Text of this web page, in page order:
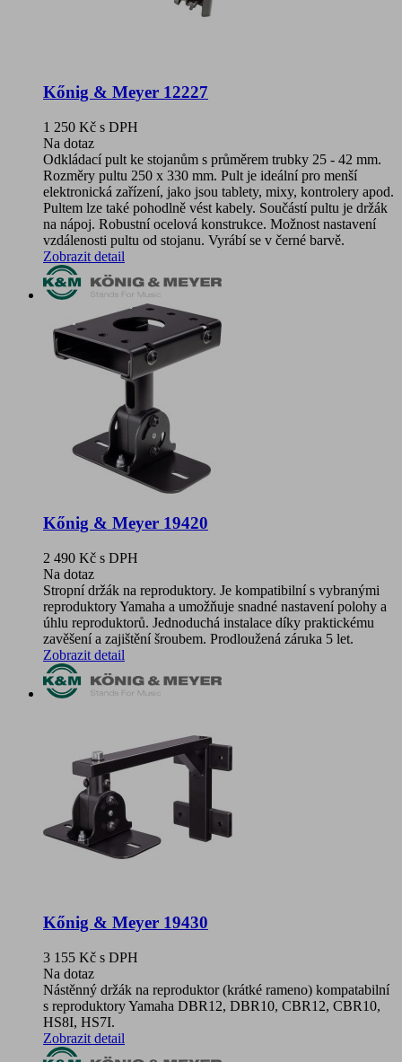
Kőnig & Meyer 12227
1 250 Kč s DPH
Na dotaz
Odkládací pult ke stojanům s průměrem trubky 25 - 42 mm.
Rozměry pultu 250 x 330 mm. Pult je ideální pro menší
elektronická zařízení, jako jsou tablety, mixy, kontrolery apod.
Pultem lze také pohodlně vést kabely. Součástí pultu je držák
na nápoj. Robustní ocelová konstrukce. Možnost nastavení
vzdálenosti pultu od stojanu. Vyrábí se v černé barvě.
Zobrazit detail
Kőnig & Meyer 19420
2 490 Kč s DPH
Na dotaz
Stropní držák na reproduktory. Je kompatibilní s vybranými
reproduktory Yamaha a umožňuje snadné nastavení polohy a
úhlu reproduktorů. Jednoduchá instalace díky praktickému
zavěšení a zajištění šroubem. Prodloužená záruka 5 let.
Zobrazit detail
Kőnig & Meyer 19430
3 155 Kč s DPH
Na dotaz
Nástěnný držák na reproduktor (krátké rameno) kompatabilní
s reproduktory Yamaha DBR12, DBR10, CBR12, CBR10,
HS8I, HS7I.
Zobrazit detail